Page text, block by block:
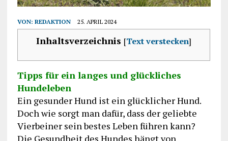
VON: REDAKTION 25. APRIL 2024
Inhaltsverzeichnis [Text verstecken]
Tipps für ein langes und glückliches
Hundeleben
Ein gesunder Hund ist ein glücklicher Hund.
Doch wie sorgt man dafür, dass der geliebte
Vierbeiner sein bestes Leben führen kann?